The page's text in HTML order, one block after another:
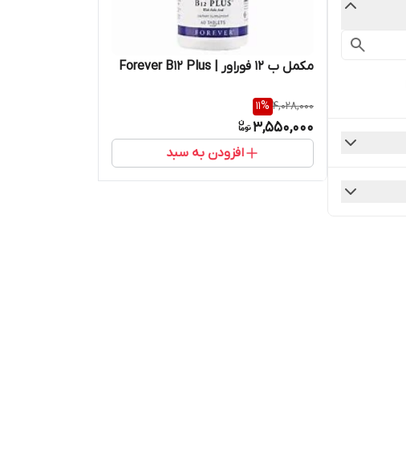
مکمل ب 12 فوراور | Forever B12 Plus
4,028,000
11%
3,550,000
افزودن به سبد